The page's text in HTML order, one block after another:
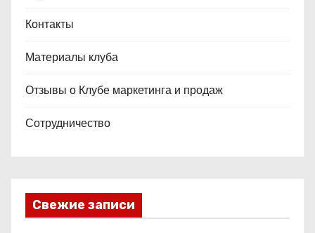
Контакты
Материалы клуба
Отзывы о Клубе маркетинга и продаж
Сотрудничество
Свежие записи